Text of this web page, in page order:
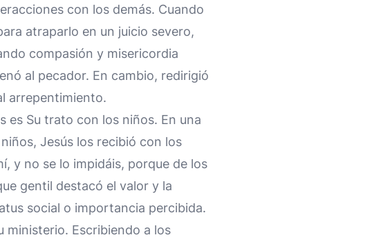
con los demás. Cuando
atraparlo en un juicio severo,
compasión y misericordia
al pecador. En cambio, redirigió
arrepentimiento.
es Su trato con los niños. En una
Jesús los recibió con los
y no se lo impidáis, porque de los
gentil destacó el valor y la
social o importancia percibida.
ministerio. Escribiendo a los